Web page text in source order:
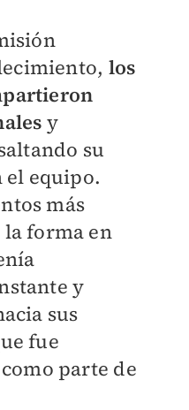
los
y
su
el equipo.
más
forma en
y
sus
fue
parte de